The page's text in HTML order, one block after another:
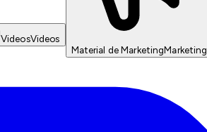
VideosVideos
Material de MarketingMarketing